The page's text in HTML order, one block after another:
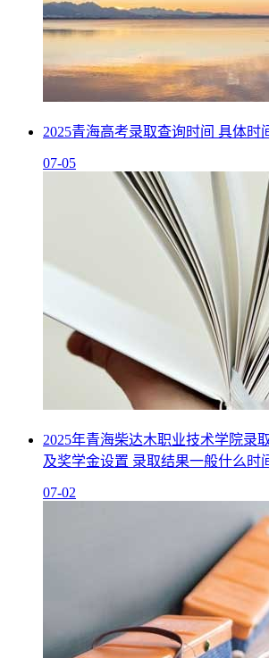
2025青海高考录取查询时间 具体时
07-05
2025年青海柴达木职业技术学院录
及奖学金设置 录取结果一般什么时
07-02